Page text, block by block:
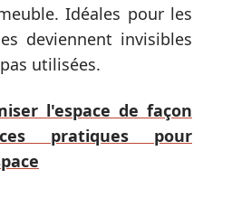
Idéales pour les
deviennent invisibles
utilisées.
l'espace de façon
pratiques pour